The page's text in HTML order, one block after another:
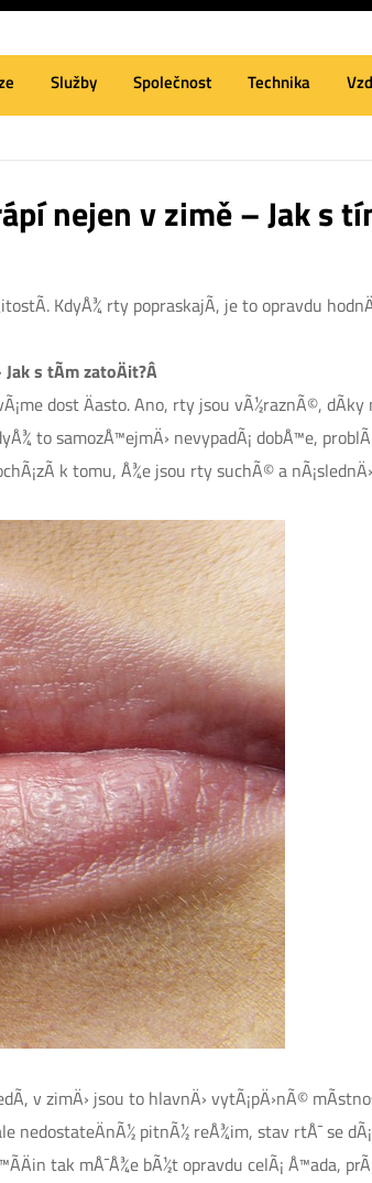
Služby Společnost Technika
nejen v zimě – Jak s
KdyÅ¾ rty popraskajÃ­, je to opravdu
s tÃ­m zatoÄit?Â
dost Äasto. Ano, rty jsou vÃ½raznÃ©,
to samozÅ™ejmÄ› nevypadÃ¡ dobÅ™e,
k tomu, Å¾e jsou rty suchÃ© a
v zimÄ› jsou to hlavnÄ› vytÃ¡pÄ›nÃ©
nedostateÄnÃ½ pitnÃ½ reÅ¾im, stav rtÅ¯ se
tak mÅ¯Å¾e bÃ½t opravdu celÃ¡ Å™ada,